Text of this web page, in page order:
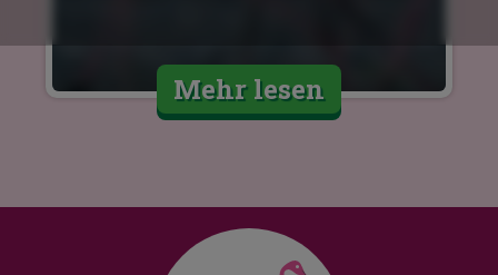
Mehr lesen